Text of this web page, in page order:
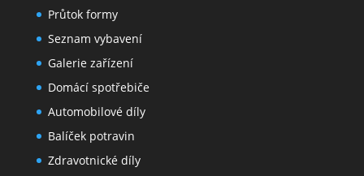
Průtok formy
Seznam vybavení
Galerie zařízení
Domácí spotřebiče
Automobilové díly
Balíček potravin
Zdravotnické díly